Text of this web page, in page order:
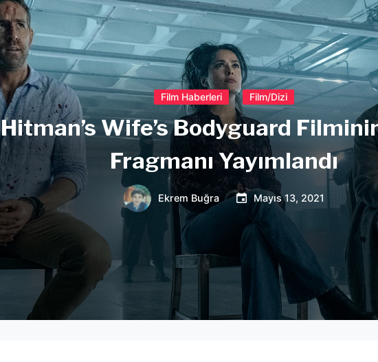
Film Haberleri Film/Dizi
Hitman’s Wife’s Bodyguard
Fragmanı Yayımlandı
Ekrem Buğra Mayıs 13, 2021